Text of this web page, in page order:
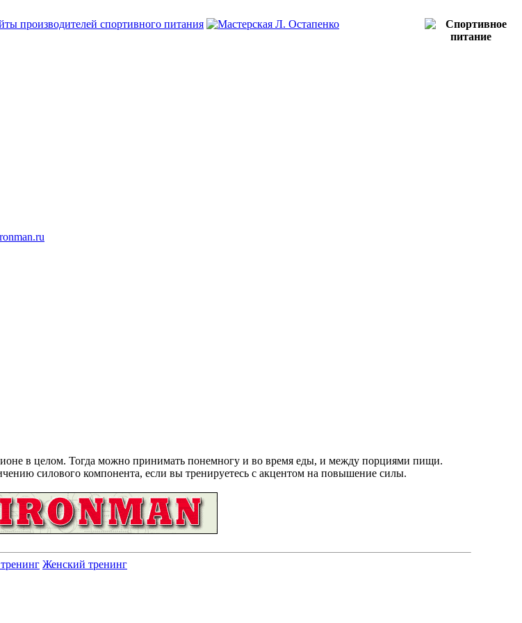
в целом. Тогда можно принимать понемногу и во время еды, и между порциями пищи.
силового компонента, если вы тренируетесь с акцентом на повышение силы.
Женский тренинг